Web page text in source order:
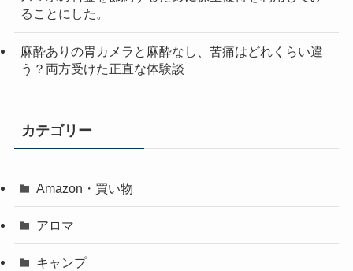
ることにした。
麻酔ありの胃カメラと麻酔なし、苦痛はどれくらい違
う？両方受けた正直な体験談
カテゴリー
Amazon・買い物
アロマ
キャンプ